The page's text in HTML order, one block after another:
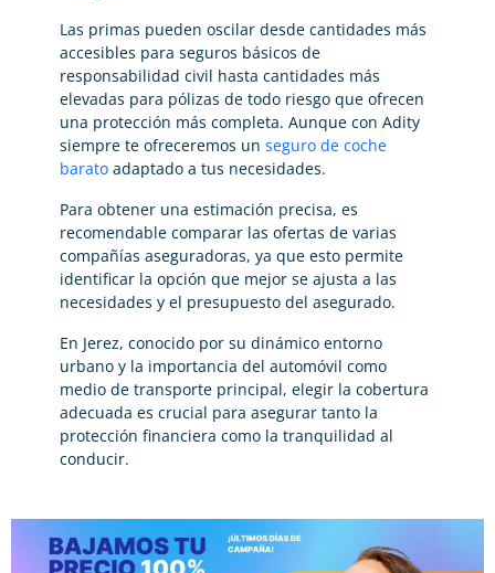
Las primas pueden oscilar desde cantidades más
accesibles para seguros básicos de
responsabilidad civil hasta cantidades más
elevadas para pólizas de todo riesgo que ofrecen
una protección más completa. Aunque con Adity
siempre te ofreceremos un seguro de coche
barato adaptado a tus necesidades.
Para obtener una estimación precisa, es
recomendable comparar las ofertas de varias
compañías aseguradoras, ya que esto permite
identificar la opción que mejor se ajusta a las
necesidades y el presupuesto del asegurado.
En Jerez, conocido por su dinámico entorno
urbano y la importancia del automóvil como
medio de transporte principal, elegir la cobertura
adecuada es crucial para asegurar tanto la
protección financiera como la tranquilidad al
conducir.